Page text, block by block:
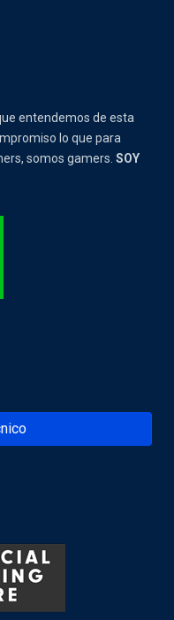
entendemos de esta
lo que para
somos gamers. SOY